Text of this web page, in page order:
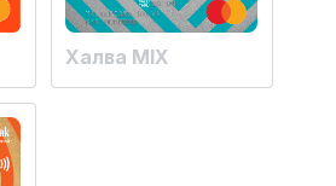
Халва MIX